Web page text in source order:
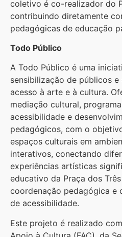
coletivo é co-realizador do
contribuindo diretamente
pedagógicas de educação
Todo Público
A Todo Público é uma
sensibilização de públicos
acesso à arte e à cultura.
mediação cultural,
acessibilidade e
pedagógicos, com o
espaços culturais em
interativos, conectando
experiências artísticas
educativo da Praça dos
coordenação pedagógica e
de acessibilidade.
Este projeto é realizado